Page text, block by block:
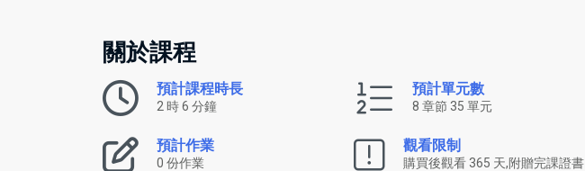
關於課程
預計課程時長
2 時 6 分鐘
預計單元數
8 章節 35 單元
預計作業
0 份作業
觀看限制
購買後觀看 365 天,附贈完課證書